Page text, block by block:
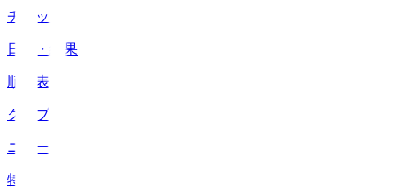
チケット
日程・結果
順位表
クラブ
ニュース
特集